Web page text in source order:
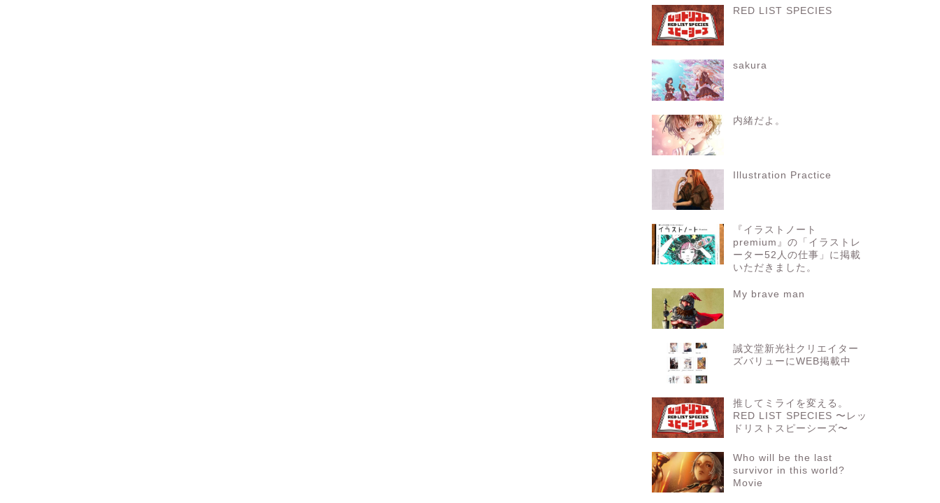
RED LIST SPECIES
sakura
内緒だよ。
Illustration Practice
『イラストノート
premium』の「イラストレ
ーター52人の仕事」に掲載
いただきました。
My brave man
誠文堂新光社クリエイター
ズバリューにWEB掲載中
推してミライを変える。
RED LIST SPECIES 〜レッ
ドリストスピーシーズ〜
Who will be the last
survivor in this world?
Movie